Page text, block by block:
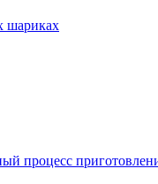
шариках
процесс